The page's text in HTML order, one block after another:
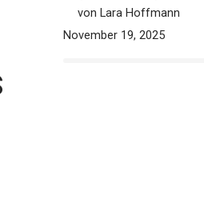
von Lara Hoffmann
November 19, 2025